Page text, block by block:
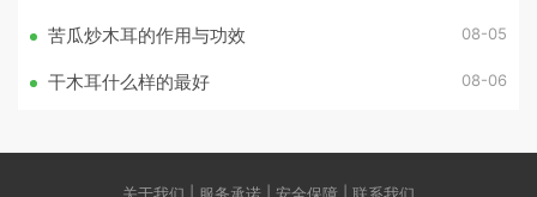
苦瓜炒木耳的作用与功效 08-05
干木耳什么样的最好 08-06